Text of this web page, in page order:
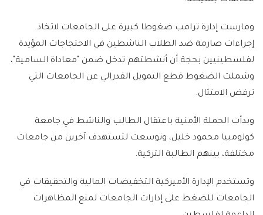
ومارست إدارة ترامب ضغوطا كبيرة على الجامعات لاتخاذ
إجراءات صارمة ضد الطلاب الناشطين في الاحتجاجات المؤيدة
لفلسطينيين بحجة أن أنشطتهم تدخل ضمن "معاداة السامية"،
وشملت الضغوط قطع التمويل الفدرالي عن الجامعات التي
ترفض الامتثال.
وبدأت الحملة الأمنية باعتقال الطالب والناشط في جامعة
كولومبيا محمود خليل، وتوسعت لتستهدف آخرين من جامعات
مختلفة، بينهم الطالبة التركية.
وتستخدم الإدارة الأميركية التخفيضات المالية والتحقيقات في
الجامعات للضغط على إدارات الجامعات لمنع المظاهرات